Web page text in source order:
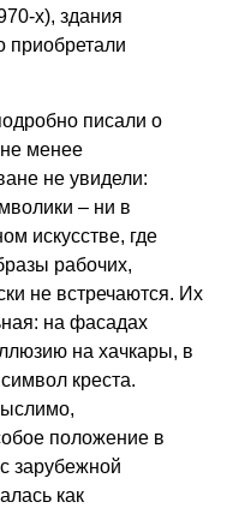
х), здания
приобретали
писали о
менее
не увидели:
– ни в
искусстве, где
рабочих,
не встречаются. Их
на фасадах
на хачкары, в
креста.
положение в
зарубежной
как